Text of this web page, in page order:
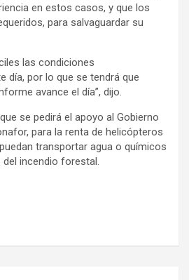
en estos casos, y que los
para salvaguardar su
las condiciones
día, por lo que se tendrá que
avance el día”, dijo.
se pedirá el apoyo al Gobierno
para la renta de helicópteros
transportar agua o químicos
del incendio forestal.